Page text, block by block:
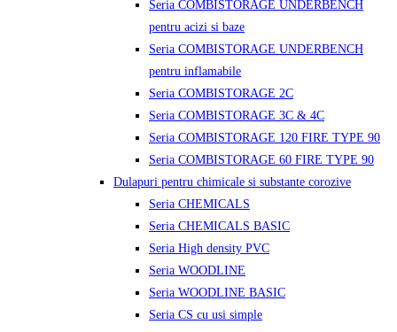
Seria COMBISTORAGE UNDERBENCH
pentru acizi si baze
Seria COMBISTORAGE UNDERBENCH
pentru inflamabile
Seria COMBISTORAGE 2C
Seria COMBISTORAGE 3C & 4C
Seria COMBISTORAGE 120 FIRE TYPE 90
Seria COMBISTORAGE 60 FIRE TYPE 90
Dulapuri pentru chimicale si substante corozive
Seria CHEMICALS
Seria CHEMICALS BASIC
Seria High density PVC
Seria WOODLINE
Seria WOODLINE BASIC
Seria CS cu usi simple